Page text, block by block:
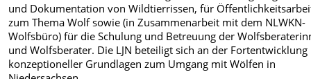
und Dokumentation von Wildtierrissen, für
zum Thema Wolf sowie (in Zusammenarbeit mit dem NLWKN-
Wolfsbüro) für die Schulung und Betreuung der
und Wolfsberater. Die LJN beteiligt sich an der Fortentwicklung
konzeptioneller Grundlagen zum Umgang mit Wölfen in